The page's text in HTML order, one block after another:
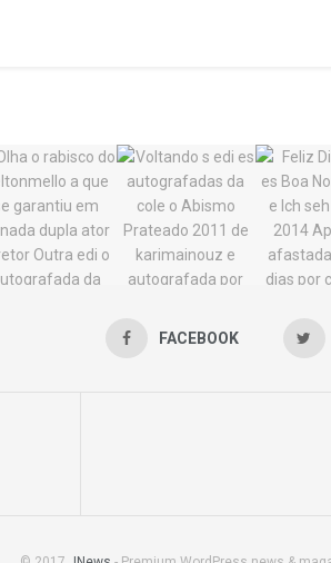
FACEBOOK